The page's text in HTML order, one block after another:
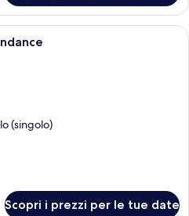
Superior Family Room Depandance
(singolo)
Scopri i prezzi per le tue date